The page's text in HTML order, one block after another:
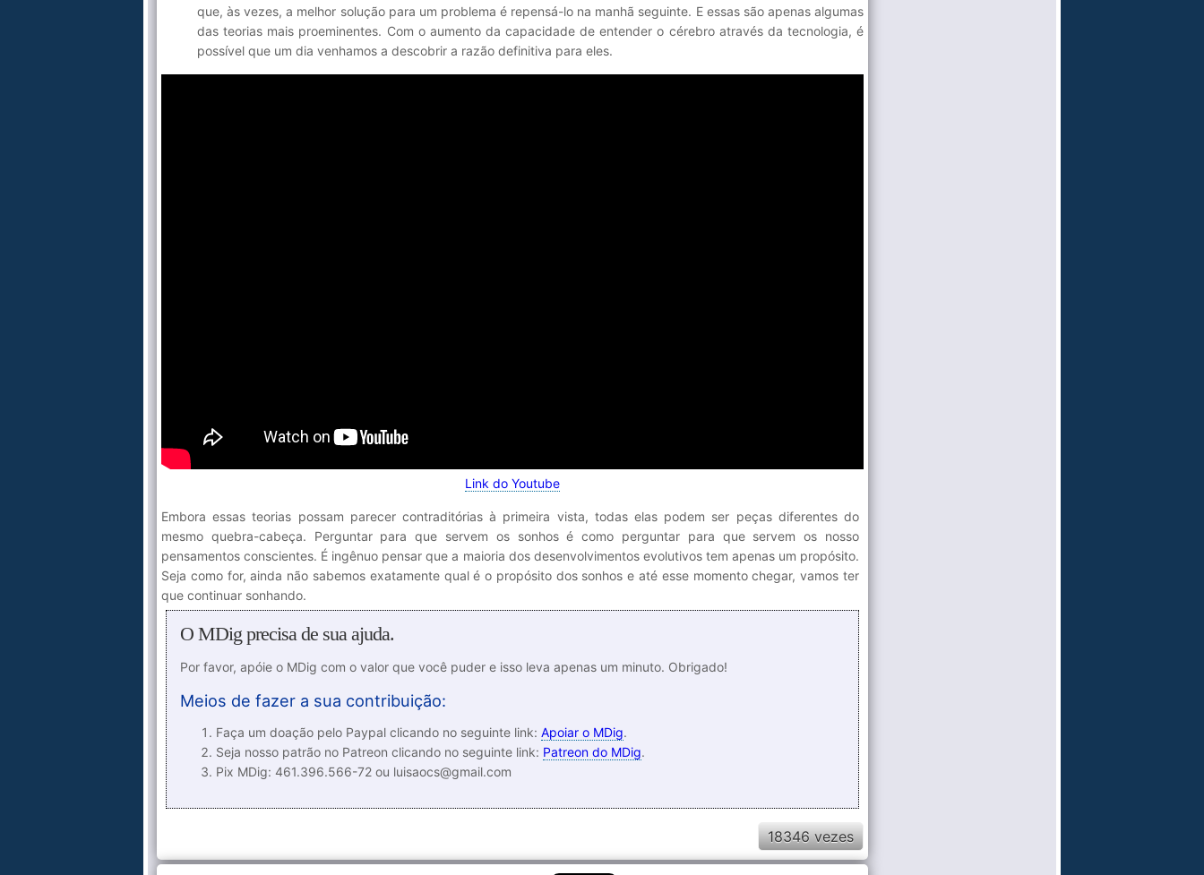
que, às vezes, a melhor solução para um problema é repensá-lo na manhã seguinte. E essas são apenas algumas
das teorias mais proeminentes. Com o aumento da capacidade de entender o cérebro através da tecnologia, é
possível que um dia venhamos a descobrir a razão definitiva para eles.
Link do Youtube
Embora essas teorias possam parecer contraditórias à primeira vista, todas elas podem ser peças diferentes do
mesmo quebra-cabeça. Perguntar para que servem os sonhos é como perguntar para que servem os nosso
pensamentos conscientes. É ingênuo pensar que a maioria dos desenvolvimentos evolutivos tem apenas um propósito.
Seja como for, ainda não sabemos exatamente qual é o propósito dos sonhos e até esse momento chegar, vamos ter
que continuar sonhando.
O MDig precisa de sua ajuda.
Por favor, apóie o MDig com o valor que você puder e isso leva apenas um minuto. Obrigado!
Meios de fazer a sua contribuição:
Faça um doação pelo Paypal clicando no seguinte link: Apoiar o MDig.
Seja nosso patrão no Patreon clicando no seguinte link: Patreon do MDig.
Pix MDig: 461.396.566-72 ou luisaocs@gmail.com
18346 vezes